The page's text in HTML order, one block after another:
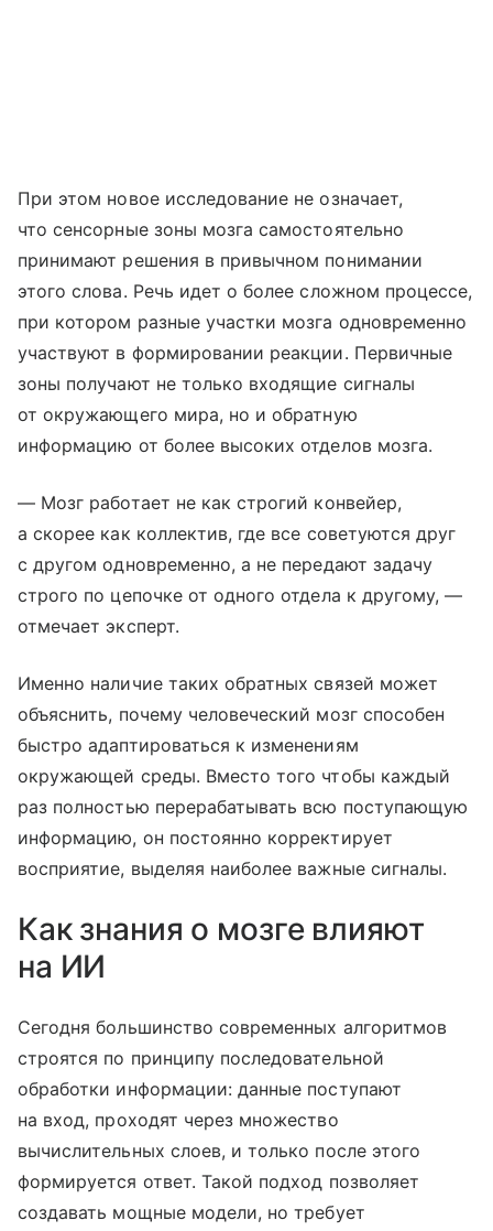
При этом новое исследование не означает,
что сенсорные зоны мозга самостоятельно
принимают решения в привычном понимании
этого слова. Речь идет о более сложном процессе,
при котором разные участки мозга одновременно
участвуют в формировании реакции. Первичные
зоны получают не только входящие сигналы
от окружающего мира, но и обратную
информацию от более высоких отделов мозга.
— Мозг работает не как строгий конвейер,
а скорее как коллектив, где все советуются друг
с другом одновременно, а не передают задачу
строго по цепочке от одного отдела к другому, —
отмечает эксперт.
Именно наличие таких обратных связей может
объяснить, почему человеческий мозг способен
быстро адаптироваться к изменениям
окружающей среды. Вместо того чтобы каждый
раз полностью перерабатывать всю поступающую
информацию, он постоянно корректирует
восприятие, выделяя наиболее важные сигналы.
Как знания о мозге влияют
на ИИ
Сегодня большинство современных алгоритмов
строятся по принципу последовательной
обработки информации: данные поступают
на вход, проходят через множество
вычислительных слоев, и только после этого
формируется ответ. Такой подход позволяет
создавать мощные модели, но требует